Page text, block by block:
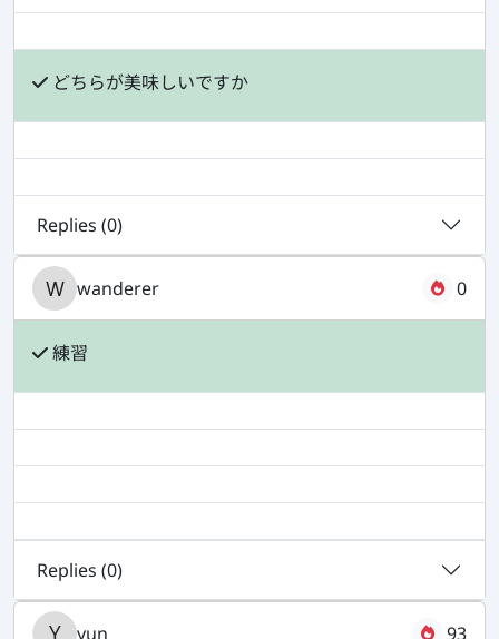
どちらが美味しいですか
Replies (0)
wanderer 0
練習
Replies (0)
yun 93